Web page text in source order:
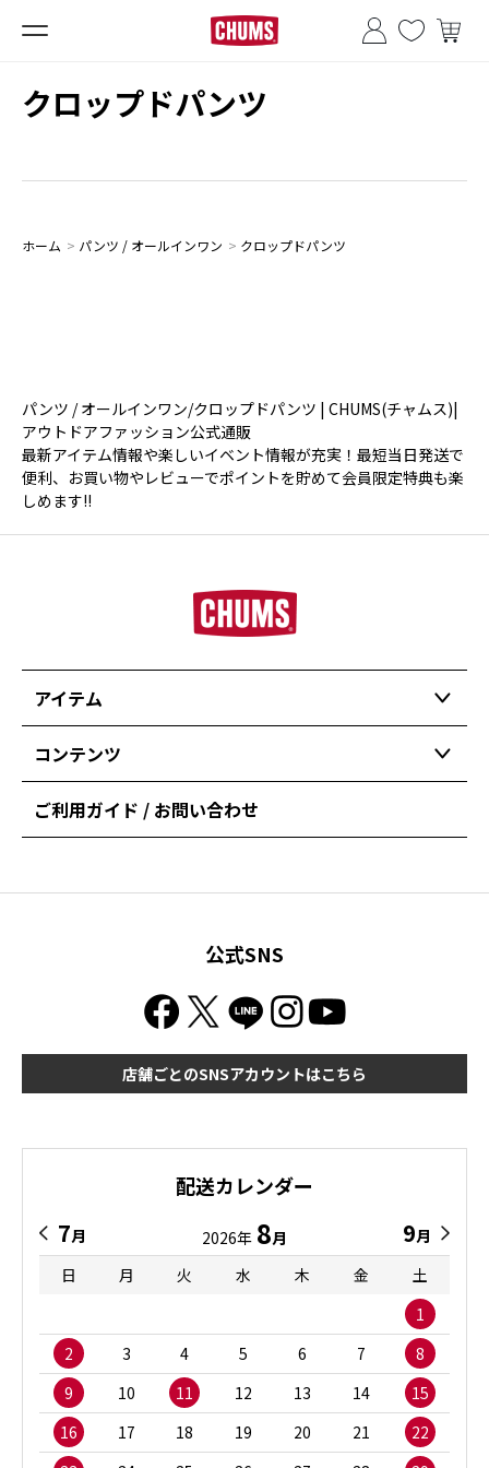
■夏季休業のお知らせ■
クロップドパンツ
ホーム > パンツ / オールインワン > クロップドパンツ
パンツ / オールインワン/クロップドパンツ | CHUMS(チャムス)|
アウトドアファッション公式通販
最新アイテム情報や楽しいイベント情報が充実！最短当日発送で
便利、お買い物やレビューでポイントを貯めて会員限定特典も楽
しめます!!
アイテム
コンテンツ
ご利用ガイド / お問い合わせ
公式SNS
店舗ごとのSNSアカウントはこちら
配送カレンダー
7月 2026年 8月 9月
日
月 火 水 木 金
土
1
2
3 4 5 6 7
8
9
10 11 12 13 14
15
16
17 18 19 20 21
22